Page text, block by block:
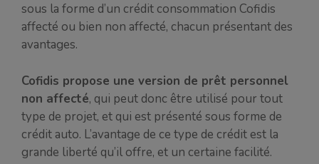
sous la forme d’un crédit consommation Cofidis
affecté ou bien non affecté, chacun présentant des
avantages.
Cofidis propose une version de prêt personnel
non affecté, qui peut donc être utilisé pour tout
type de projet, et qui est présenté sous forme de
crédit auto. L’avantage de ce type de crédit est la
grande liberté qu’il offre, et un certaine facilité.